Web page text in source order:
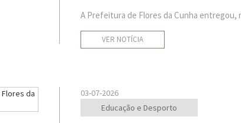
A Prefeitura de Flores da Cunha entregou,
VER NOTÍCIA
03-07-2026
Educação e Desporto